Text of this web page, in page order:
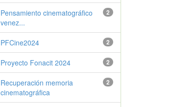
2
Pensamiento cinematográfico
venez...
2
PFCine2024
2
Proyecto Fonacit 2024
2
Recuperación memoria
cinematográfica